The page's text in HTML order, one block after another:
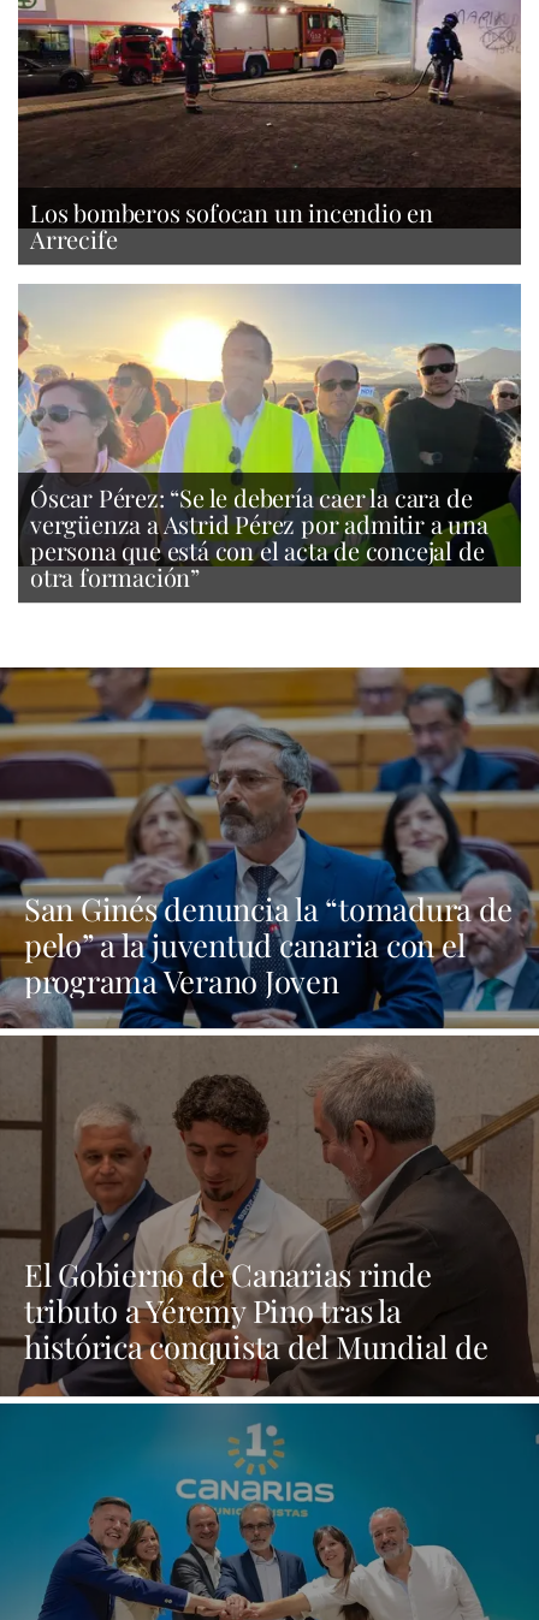
Los bomberos sofocan un incendio en
Arrecife
Óscar Pérez: “Se le debería caer la cara de
vergüenza a Astrid Pérez por admitir a una
persona que está con el acta de concejal de
otra formación”
San Ginés denuncia la “tomadura de
pelo” a la juventud canaria con el
programa Verano Joven
El Gobierno de Canarias rinde
tributo a Yéremy Pino tras la
histórica conquista del Mundial de
Fútbol